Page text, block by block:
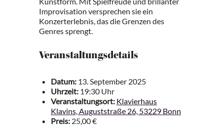
Improvisation versprechen sie ein
Konzerterlebnis, das die Grenzen des
Genres sprengt.
Veranstaltungsdetails
Datum: 13. September 2025
Uhrzeit: 19:30 Uhr
Veranstaltungsort: Klavierhaus
Klavins, Auguststraße 26, 53229 Bonn
Preis: 25,00 €